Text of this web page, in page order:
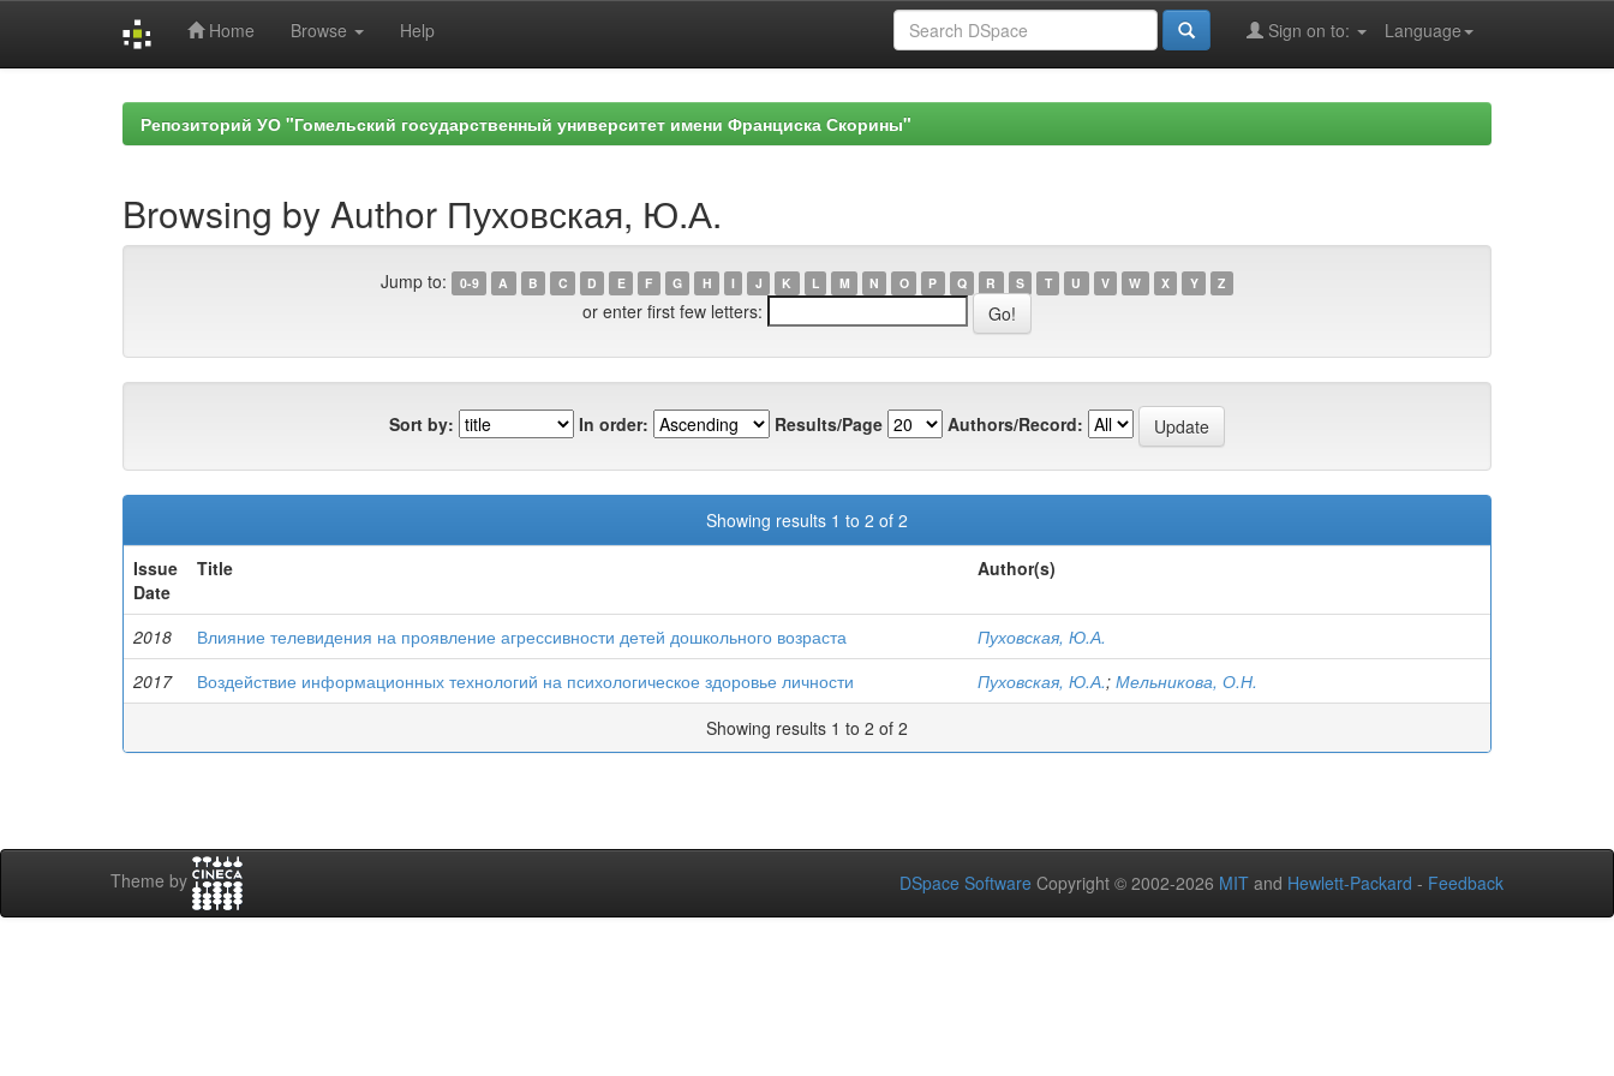
Home Browse Help Language
Sign on to:
Репозиторий УО "Гомельский государственный университет имени Франциска Скорины"
Browsing by Author Пуховская, Ю.А.
Jump to: 0-9 A B C D E F G H I J K L M N O P Q R S T U V W X Y Z
or enter first few letters:
Sort by: In order: Results/Page Authors/Record:
Showing results 1 to 2 of 2
Issue
Date
Title Author(s)
2018 Влияние телевидения на проявление агрессивности детей дошкольного возраста
Пуховская, Ю.А.
2017
Воздействие информационных технологий на психологическое здоровье личности Пуховская, Ю.А.; Мельникова, О.Н.
Showing results 1 to 2 of 2
Theme by DSpace Software Copyright © 2002-2026 MIT and Hewlett-Packard - Feedback